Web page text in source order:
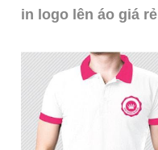
in logo lên áo giá rẻ